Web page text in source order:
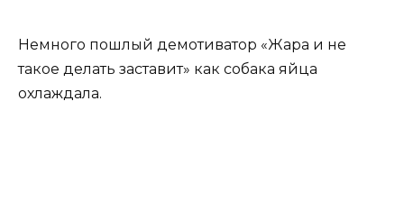
Немного пошлый демотиватор «Жара и не
такое делать заставит» как собака яйца
охлаждала.